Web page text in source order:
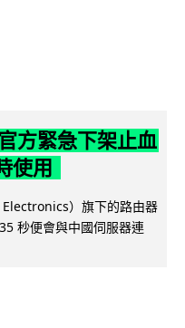
方緊急下架止血
使用
）旗下的路由器
秒便會與中國伺服器連